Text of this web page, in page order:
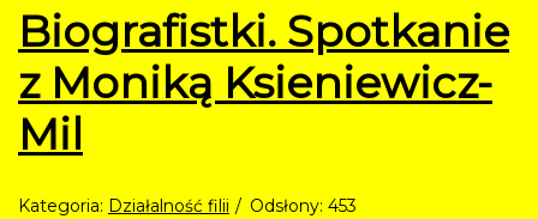
Biografistki. Spotkanie
z Moniką Ksieniewicz-
Mil
Kategoria: Działalność filii Odsłony: 453